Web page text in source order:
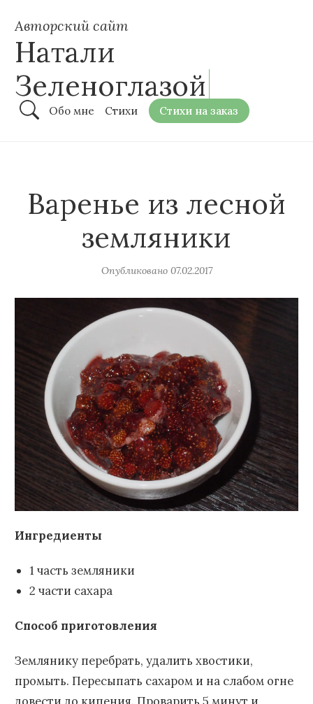
Авторский сайт
Натали
Зеленоглазой
Обо мне Стихи Стихи на заказ
Варенье из лесной
земляники
Опубликовано 07.02.2017
Ингредиенты
1 часть земляники
2 части сахара
Способ приготовления
Землянику перебрать, удалить хвостики,
промыть. Пересыпать сахаром и на слабом огне